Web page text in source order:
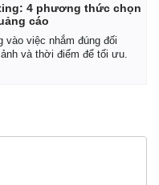
4 phương thức chọn
cáo
vào việc nhắm đúng đối
và thời điểm để tối ưu.